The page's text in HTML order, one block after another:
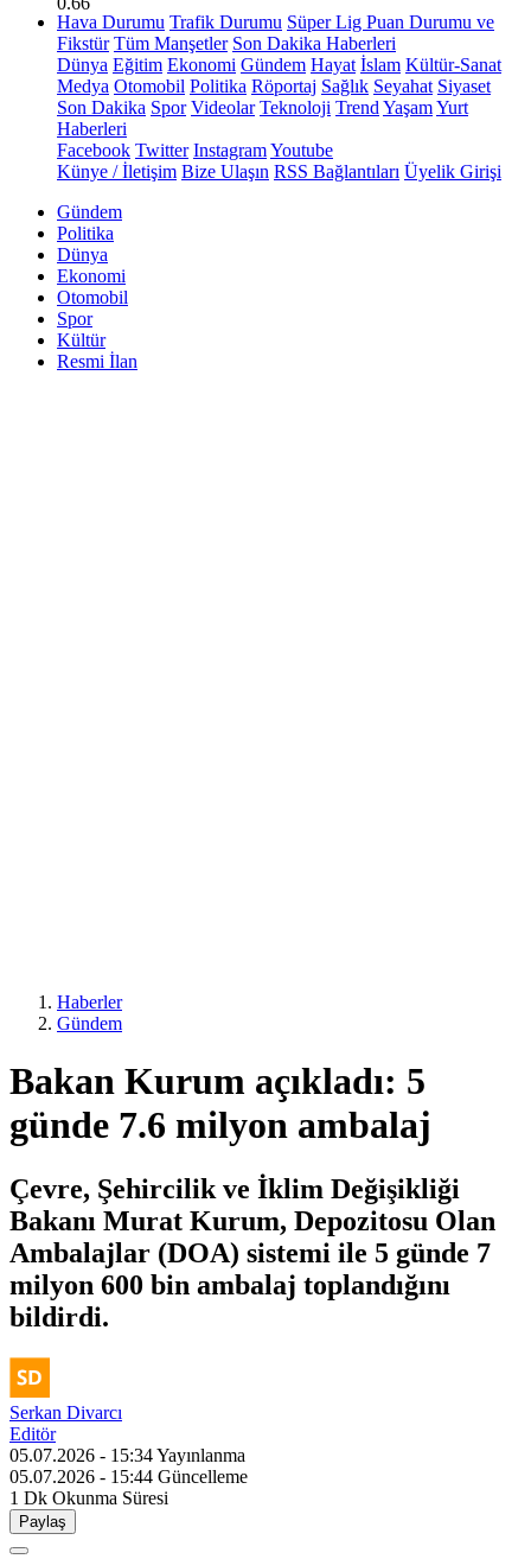
Hava Durumu Trafik Durumu Süper Lig Puan Durumu ve
Fikstür Tüm Manşetler Son Dakika Haberleri
Dünya Eğitim Ekonomi Gündem Hayat İslam Kültür-Sanat
Medya Otomobil Politika Röportaj Sağlık Seyahat Siyaset
Son Dakika Spor Videolar Teknoloji Trend YaşamYurt
Haberleri
Facebook Twitter InstagramYoutube
Künye / İletişim Bize Ulaşın RSS Bağlantıları Üyelik Girişi
Gündem
Politika
Dünya
Ekonomi
Otomobil
Spor
Kültür
Resmi İlan
Haberler
Gündem
Bakan Kurum açıkladı: 5
günde 7.6 milyon ambalaj
Çevre, Şehircilik ve İklim Değişikliği
Bakanı Murat Kurum, Depozitosu Olan
Ambalajlar (DOA) sistemi ile 5 günde 7
milyon 600 bin ambalaj toplandığını
bildirdi.
Serkan Divarcı
Editör
05.07.2026 - 15:34Yayınlanma
05.07.2026 - 15:44 Güncelleme
1 Dk Okunma Süresi
Paylaş